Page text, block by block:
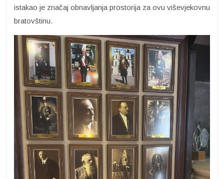
istakao je značaj obnavljanja prostorija za ovu viševjekovnu
bratovštinu.